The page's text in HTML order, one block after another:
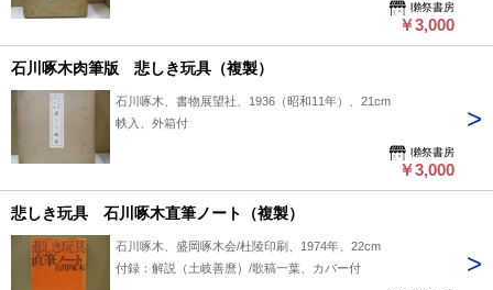
獺祭書房
￥3,000
石川啄木肉筆版 悲しき玩具（複製）
石川啄木、書物展望社、1936（昭和11年）、21cm
帙入、外箱付
獺祭書房
￥3,000
悲しき玩具 石川啄木直筆ノート（複製）
石川啄木、盛岡啄木会/杜陵印刷、1974年、22cm
付録：解説（土岐善麿）/歌稿一葉、カバー付